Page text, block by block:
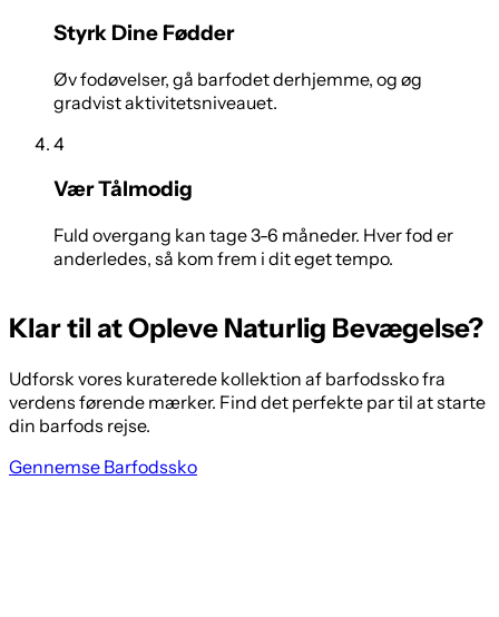
Styrk Dine Fødder
Øv fodøvelser, gå barfodet derhjemme, og øg
gradvist aktivitetsniveauet.
4
Vær Tålmodig
Fuld overgang kan tage 3-6 måneder. Hver fod er
anderledes, så kom frem i dit eget tempo.
Klar til at Opleve Naturlig Bevægelse?
Udforsk vores kuraterede kollektion af barfodssko fra
verdens førende mærker. Find det perfekte par til at starte
din barfods rejse.
Gennemse Barfodssko